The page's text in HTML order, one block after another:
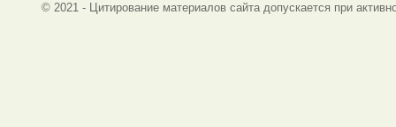
© 2021 - Цитирование материалов сайта допускается при